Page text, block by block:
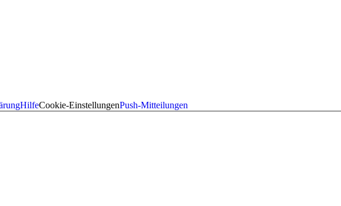
HilfeCookie-EinstellungenPush-Mitteilungen